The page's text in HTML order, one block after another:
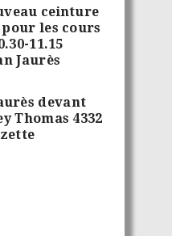
ceinture
les cours
11.15
Jaurès
devant
Thomas 4332